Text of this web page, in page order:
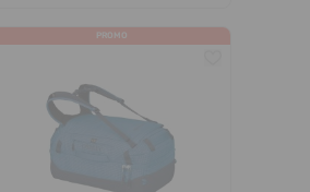
PROMO